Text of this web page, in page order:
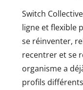
Switch
ligne et flexible
se réinventer,
recentrer et se
organisme a
profils